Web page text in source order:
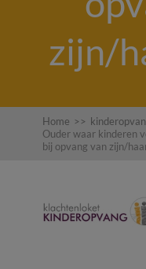
zijn/
Home >>
Ouder waar kinderen
bij opvang van zijn/